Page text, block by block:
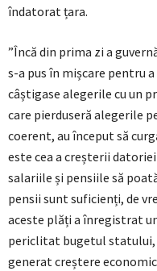
îndatorat țara.
”Încă din prima zi a
s-a pus în mișcare pentru
câștigase alegerile cu un
care pierduseră alegerile
coerent, au început să
este cea a creșterii
salariile și pensiile să
pensii sunt suficienți, de
aceste plăți a înregistrat
periclitat bugetul statului,
generat creștere